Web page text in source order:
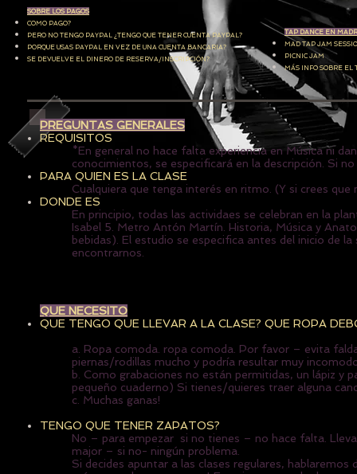
SOBRE LOS PAGOS
COMO PAGO?
PERO NO TENGO PAYPAL ¿TENGO QUE TENER CUENTA PAYPAL?
PORQUE USAS PAYPAL EN VEZ DE UNA CUENTA BANCARIA?
SE DEVUELVE EL DINERO DE RESERVA/INSCRIPCIÓN?
TAP DANCE EN
MAD TAP JAM
PICNIC JAM
MÁS INFO SOBRE EL
PREGUNTAS GENERALES
REQUISITOS
*En general no hace falta experiencia en Música ni
conocimientos, se especificará en la descripción. Si
PARA QUIEN ES LA CLASE
Cualquiera que tenga interés en ritmo. (Y si crees
DONDE ES
En principio, todas las actividaes se celebran en la
Isabel 5. Metro Antón Martín. Historia, Música y
bebidas). El estudio se especifica antes del inicio de
encontrarnos.
QUE NECESITO
QUE TENGO QUE LLEVAR A LA CLASE? QUE ROPA
a. Ropa comoda. ropa comoda. Por favor – evita
piernas/rodillas mucho y podría resultar muy
b. Como grabaciones no están permitidas, un lápiz y
pequeño cuaderno) Si tienes/quieres traer alguna
c. Muchas ganas!
TENGO QUE TENER ZAPATOS?
No – para empezar si no tienes – no hace falta.
major – si no- ningún problema.
Si decides apuntar a las clases regulares,